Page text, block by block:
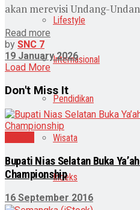
Lifestyle
Internasional
Pendidikan
Wisata
Indeks
akan merevisi Undang-
Read more
by SNC 7
19 January 2026
Load More
Don't Miss It
Bupati Nias Selatan Buka
Championship
16 September 2016